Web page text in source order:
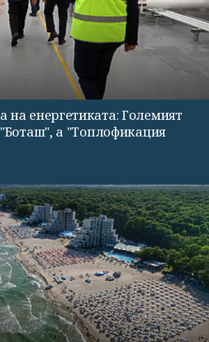
на енергетиката: Големият
а "Топлофикация